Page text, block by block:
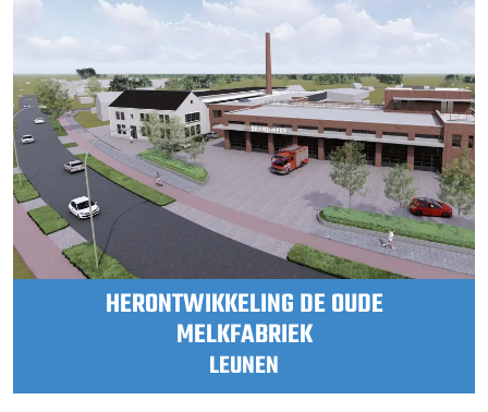
HERONTWIKKELING DE OUDE
MELKFABRIEK
LEUNEN